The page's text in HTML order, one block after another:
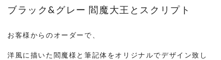
ブラック&グレー 閻魔大王とスクリプト
お客様からのオーダーで、
洋風に描いた閻魔様と筆記体をオリジナルでデザイン致し